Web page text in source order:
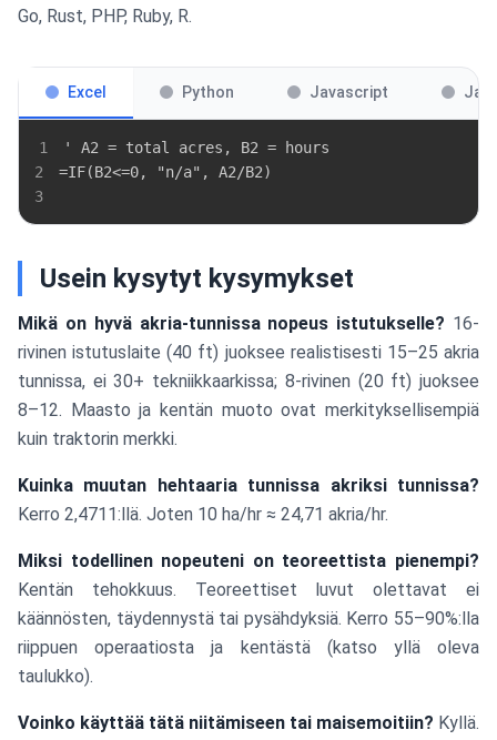
Go, Rust, PHP, Ruby, R.
Excel Python Javascript
1
2
3
Usein kysytyt kysymykset
Mikä on hyvä akria-tunnissa nopeus istutukselle? 16-
rivinen istutuslaite (40 ft) juoksee realistisesti 15–25 akria
tunnissa, ei 30+ tekniikkaarkissa; 8-rivinen (20 ft) juoksee
8–12. Maasto ja kentän muoto ovat merkityksellisempiä
kuin traktorin merkki.
Kuinka muutan hehtaaria tunnissa akriksi tunnissa?
Kerro 2,4711:llä. Joten 10 ha/hr ≈ 24,71 akria/hr.
Miksi todellinen nopeuteni on teoreettista pienempi?
Kentän tehokkuus. Teoreettiset luvut olettavat ei
käännösten, täydennystä tai pysähdyksiä. Kerro 55–90%:lla
riippuen operaatiosta ja kentästä (katso yllä oleva
taulukko).
Voinko käyttää tätä niitämiseen tai maisemoitiin? Kyllä.